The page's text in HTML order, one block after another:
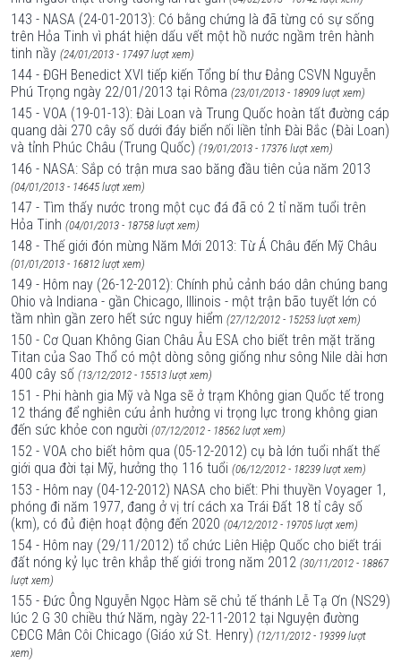
143 - NASA (24-01-2013): Có bằng chứng là đã từng có sự sống
trên Hỏa Tinh vì phát hiện dấu vết một hồ nước ngầm trên hành
tinh nầy (24/01/2013 - 17497 lượt xem)
144 - ĐGH Benedict XVI tiếp kiến Tổng bí thư Đảng CSVN Nguyễn
Phú Trọng ngày 22/01/2013 tại Rôma (23/01/2013 - 18909 lượt xem)
145 - VOA (19-01-13): Đài Loan và Trung Quốc hoàn tất đường cáp
quang dài 270 cây số dưới đáy biển nối liền tỉnh Đài Bắc (Đài Loan)
và tỉnh Phúc Châu (Trung Quốc) (19/01/2013 - 17376 lượt xem)
146 - NASA: Sắp có trận mưa sao băng đầu tiên của năm 2013
(04/01/2013 - 14645 lượt xem)
147 - Tìm thấy nước trong một cục đá đã có 2 tỉ năm tuổi trên
Hỏa Tinh (04/01/2013 - 18758 lượt xem)
148 - Thế giới đón mừng Năm Mới 2013: Từ Á Châu đến Mỹ Châu
(01/01/2013 - 16812 lượt xem)
149 - Hôm nay (26-12-2012): Chính phủ cảnh báo dân chúng bang
Ohio và Indiana - gần Chicago, Illinois - một trận bão tuyết lớn có
tầm nhìn gần zero hết sức nguy hiểm (27/12/2012 - 15253 lượt xem)
150 - Cơ Quan Không Gian Châu Âu ESA cho biết trên mặt trăng
Titan của Sao Thổ có một dòng sông giống như sông Nile dài hơn
400 cây số (13/12/2012 - 15513 lượt xem)
151 - Phi hành gia Mỹ và Nga sẽ ở trạm Không gian Quốc tế trong
12 tháng để nghiên cứu ảnh hưởng vi trọng lực trong không gian
đến sức khỏe con người (07/12/2012 - 18562 lượt xem)
152 - VOA cho biết hôm qua (05-12-2012) cụ bà lớn tuổi nhất thế
giới qua đời tại Mỹ, hưởng thọ 116 tuổi (06/12/2012 - 18239 lượt xem)
153 - Hôm nay (04-12-2012) NASA cho biết: Phi thuyền Voyager 1,
phóng đi năm 1977, đang ở vị trí cách xa Trái Đất 18 tỉ cây số
(km), có đủ điện hoạt động đến 2020 (04/12/2012 - 19705 lượt xem)
154 - Hôm nay (29/11/2012) tổ chức Liên Hiệp Quốc cho biết trái
đất nóng kỷ lục trên khắp thế giới trong năm 2012 (30/11/2012 - 18867
lượt xem)
155 - Đức Ông Nguyễn Ngọc Hàm sẽ chủ tế thánh Lễ Tạ Ơn (NS29)
lúc 2 G 30 chiều thứ Năm, ngày 22-11-2012 tại Nguyện đường
CĐCG Mân Côi Chicago (Giáo xứ St. Henry) (12/11/2012 - 19399 lượt
xem)